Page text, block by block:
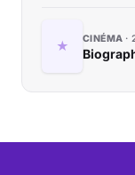
CINÉMA